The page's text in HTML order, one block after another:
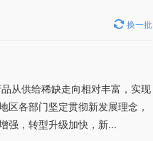
换一批
从供给稀缺走向相对丰富，实现
区各部门坚定贯彻新发展理念，
强，转型升级加快，新...